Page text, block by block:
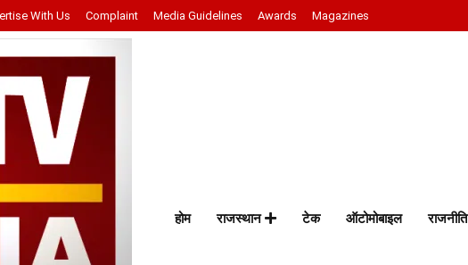
With Us Complaint Media Guidelines Awards Magazines
होम राजस्थान टेक ऑटोमोबाइल राजनीति